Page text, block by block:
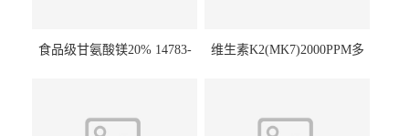
食品级甘氨酸镁20% 14783-
维生素K2(MK7)2000PPM多